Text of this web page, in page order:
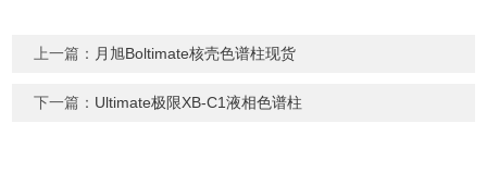
上一篇： 月旭Boltimate核壳色谱柱现货
下一篇： Ultimate极限XB-C1液相色谱柱